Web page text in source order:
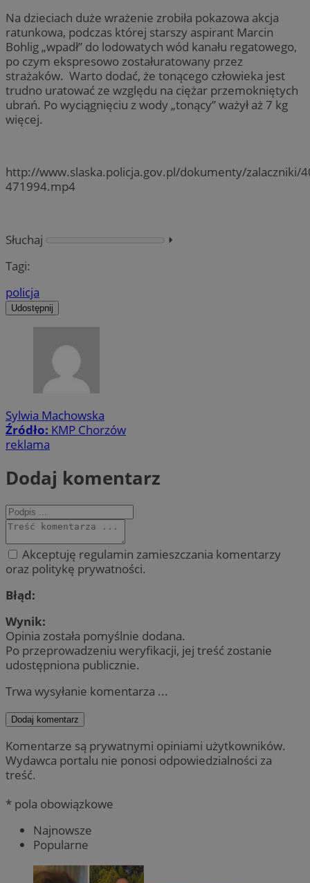
Na dzieciach duże wrażenie zrobiła pokazowa akcja
ratunkowa, podczas której starszy aspirant Marcin
Bohlig „wpadł” do lodowatych wód kanału regatowego,
po czym ekspresowo zostałuratowany przez
strażaków. Warto dodać, że tonącego człowieka jest
trudno uratować ze względu na ciężar przemokniętych
ubrań. Po wyciągnięciu z wody „tonący” ważył aż 7 kg
więcej.
http://www.slaska.policja.gov.pl/dokumenty/zalaczniki/
471994.mp4
Słuchaj
⏵︎
Tagi:
policja
Udostępnij
Sylwia Machowska
Źródło: KMP Chorzów
reklama
Dodaj komentarz
Akceptuję regulamin zamieszczania komentarzy
oraz politykę prywatności.
Błąd:
Wynik:
Opinia została pomyślnie dodana.
Po przeprowadzeniu weryfikacji, jej treść zostanie
udostępniona publicznie.
Trwa wysyłanie komentarza ...
Dodaj komentarz
Komentarze są prywatnymi opiniami użytkowników.
Wydawca portalu nie ponosi odpowiedzialności za
treść.
* pola obowiązkowe
Najnowsze
Popularne